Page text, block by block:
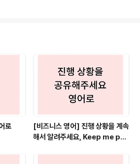
들을 예문과 함께 살펴보
구현하다 영어로'Impl
실행 가능한 형태로 만들
문 이력서를..
로
[비즈니스 영어] 진행 상황을 계속
해서 알려주세요, Keep me pos